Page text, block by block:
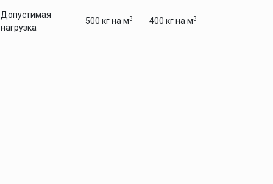
Допустимая
нагрузка
500 кг на м3 400 кг на м3